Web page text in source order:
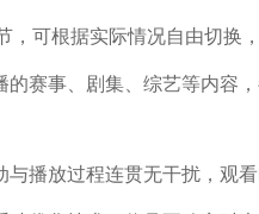
可根据实际情况自由切换
赛事、剧集、综艺等内容
播放过程连贯无干扰，观